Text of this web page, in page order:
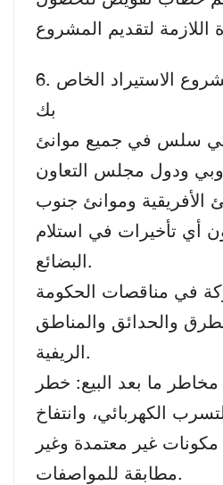
6. القيمة التجارية لمشروع الاستيراد الخاص
بك
سلس في جميع موانئ
ودول مجلس التعاون
الأفريقية وموانئ جنوب
أي تأخيرات في استلام
البضائع.
في مناقصات الحكومة
والحدائق والمناطق
الريفية.
ما بعد البيع: خطر
الكهربائي، وانتفاخ
مكونات غير معتمدة وغير
مطابقة للمواصفات.